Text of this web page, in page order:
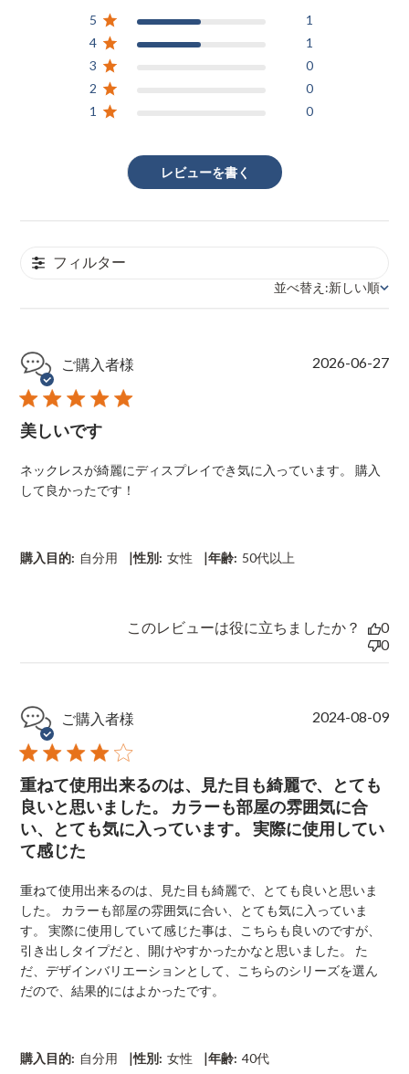
5
1
4
1
3
0
2
0
1
0
レビューを書く
フィルター
並べ替え
並べ替え:新しい順
ご購入者様
美しいです
ネックレスが綺麗にディスプレイでき気に入っています。 購入
して良かったです！
購入目的: 自分用 |性別: 女性 |年齢: 50代以上
P
2026-06-27
このレビューは役に立ちましたか？
0
0
ご購入者様
重ねて使用出来るのは、見た目も綺麗で、とても
良いと思いました。 カラーも部屋の雰囲気に合
い、とても気に入っています。 実際に使用してい
て感じた
重ねて使用出来るのは、見た目も綺麗で、とても良いと思いま
した。 カラーも部屋の雰囲気に合い、とても気に入っていま
す。 実際に使用していて感じた事は、こちらも良いのですが、
引き出しタイプだと、開けやすかったかなと思いました。 た
だ、デザインバリエーションとして、こちらのシリーズを選ん
だので、結果的にはよかったです。
購入目的: 自分用 |性別: 女性 |年齢: 40代
P
2024-08-09